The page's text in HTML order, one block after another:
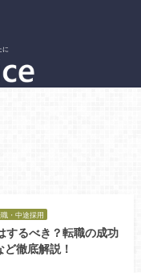
に
・中途採用
するべき？転職の成功
徹底解説！